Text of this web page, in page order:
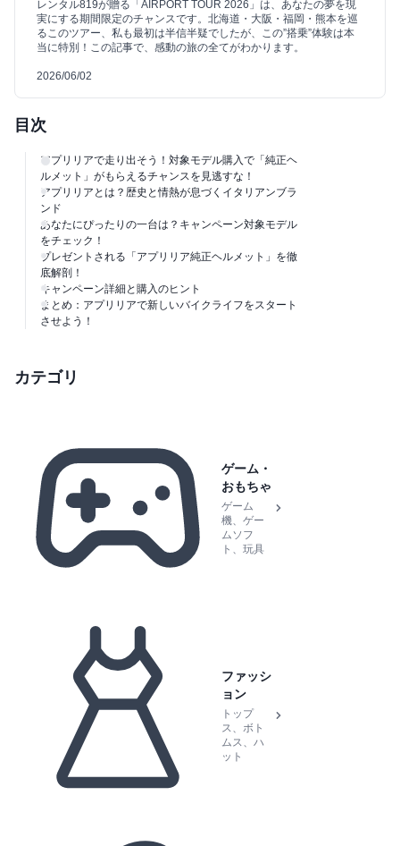
レンタル819が贈る「AIRPORT TOUR 2026」は、あなたの夢を現
実にする期間限定のチャンスです。北海道・大阪・福岡・熊本を巡
るこのツアー、私も最初は半信半疑でしたが、この”搭乗”体験は本
当に特別！この記事で、感動の旅の全てがわかります。
2026/06/02
目次
アプリリアで走り出そう！対象モデル購入で「純正ヘ
ルメット」がもらえるチャンスを見逃すな！
アプリリアとは？歴史と情熱が息づくイタリアンブラ
ンド
あなたにぴったりの一台は？キャンペーン対象モデル
をチェック！
プレゼントされる「アプリリア純正ヘルメット」を徹
底解剖！
キャンペーン詳細と購入のヒント
まとめ：アプリリアで新しいバイクライフをスタート
させよう！
カテゴリ
ゲーム・
おもちゃ
ゲーム
機、ゲー
ムソフ
ト、玩具
ファッシ
ョン
トップ
ス、ボト
ムス、ハ
ット